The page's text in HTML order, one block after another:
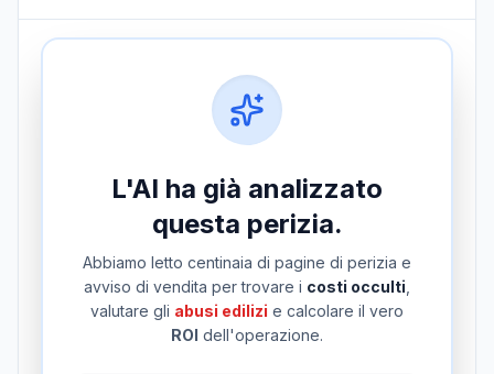
L'AI ha già analizzato
questa perizia.
Abbiamo letto centinaia di pagine di perizia e
avviso di vendita per trovare i costi occulti
valutare gli abusi edilizi e calcolare il vero
ROI dell'operazione.